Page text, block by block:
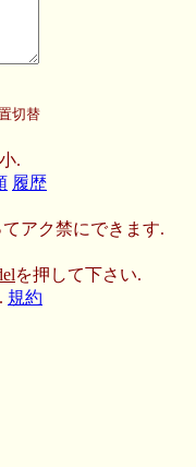
切替
.
履歴
アク禁にできます.
を押して下さい.
規約